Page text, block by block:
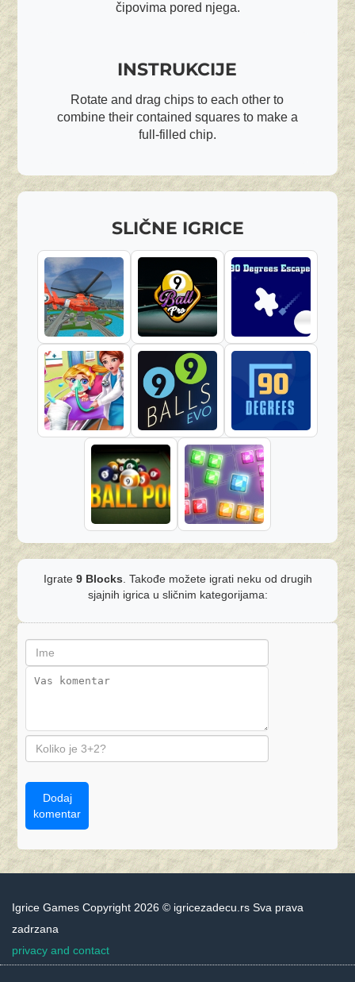
čipovima pored njega.
INSTRUKCIJE
Rotate and drag chips to each other to
combine their contained squares to make a
full-filled chip.
SLIČNE IGRICE
Igrate 9 Blocks . Takođe možete igrati neku od drugih
sjajnih igrica u sličnim kategorijama:
Dodaj
komentar
Igrice Games Copyright 2026 © igricezadecu.rs Sva prava
zadrzana
privacy and contact